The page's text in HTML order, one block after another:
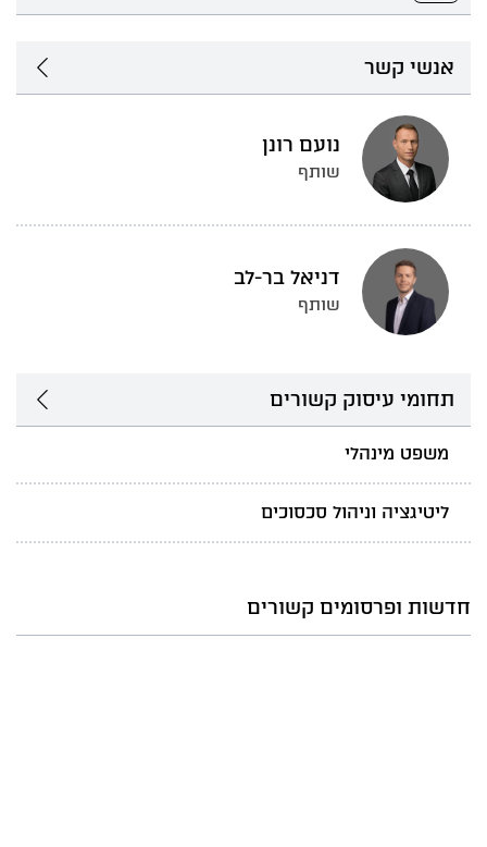
אנשי קשר
נועם רונן
שותף
דניאל בר-לב
שותף
תחומי עיסוק קשורים
משפט מינהלי
ליטיגציה וניהול סכסוכים
חדשות ופרסומים קשורים